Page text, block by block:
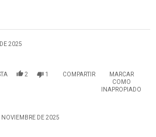
2025
2 1 COMPARTIR
MARCAR
COMO
INAPROPIADO
NOVIEMBRE DE 2025